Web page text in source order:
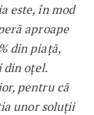
este, în mod
aproape
din piață,
din oțel.
pentru că
unor soluții